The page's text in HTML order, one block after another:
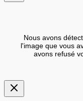
Nous avons
l'image que vous
avons refusé